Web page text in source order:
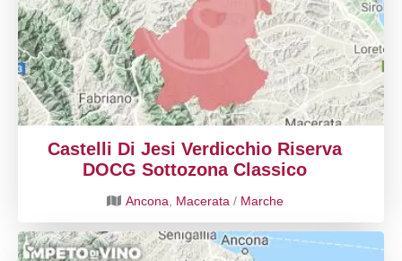
Castelli Di Jesi Verdicchio Riserva
DOCG Sottozona Classico
Ancona Macerata / Marche